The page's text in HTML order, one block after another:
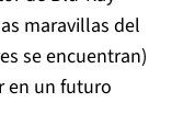
maravillas del
se encuentran)
en un futuro